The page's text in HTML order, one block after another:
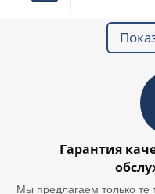
Гарантия
Мы предлагаем только те